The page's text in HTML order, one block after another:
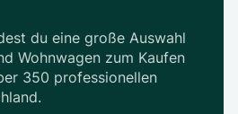
du eine große Auswahl
Wohnwagen zum Kaufen
350 professionellen